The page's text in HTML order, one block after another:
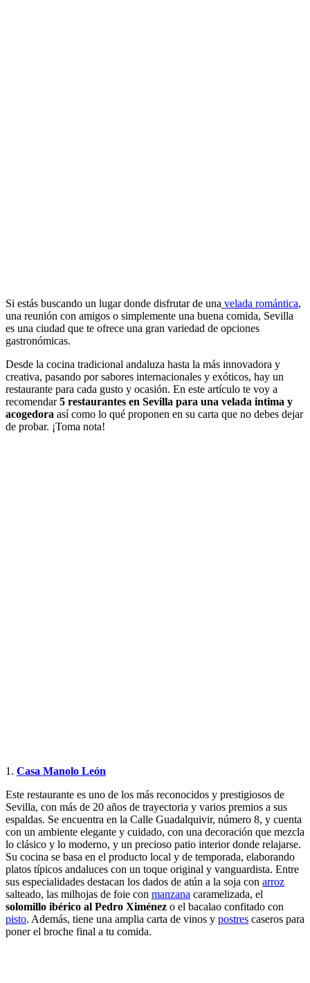
Si estás buscando un lugar donde disfrutar de una velada romántica,
una reunión con amigos o simplemente una buena comida, Sevilla
es una ciudad que te ofrece una gran variedad de opciones
gastronómicas.
Desde la cocina tradicional andaluza hasta la más innovadora y
creativa, pasando por sabores internacionales y exóticos, hay un
restaurante para cada gusto y ocasión. En este artículo te voy a
recomendar5 restaurantes en Sevilla para una velada intima y
acogedora así como lo qué proponen en su carta que no debes dejar
de probar. ¡Toma nota!
1. Casa Manolo León
Este restaurante es uno de los más reconocidos y prestigiosos de
Sevilla, con más de 20 años de trayectoria y varios premios a sus
espaldas. Se encuentra en la Calle Guadalquivir, número 8, y cuenta
con un ambiente elegante y cuidado, con una decoración que mezcla
lo clásico y lo moderno, y un precioso patio interior donde relajarse.
Su cocina se basa en el producto local y de temporada, elaborando
platos típicos andaluces con un toque original y vanguardista. Entre
sus especialidades destacan los dados de atún a la soja con arroz
salteado, las milhojas de foie con manzana caramelizada, el
solomillo ibérico al Pedro Ximénez o el bacalao confitado con
pisto. Además, tiene una amplia carta de vinos y postres caseros para
poner el broche final a tu comida.